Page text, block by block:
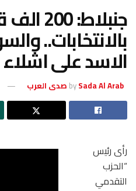
بالانتخابات..
الاسد على اشلاء
bySada Al Arab صدى العرب
رأى رئيس
“الحزب
التقدمي